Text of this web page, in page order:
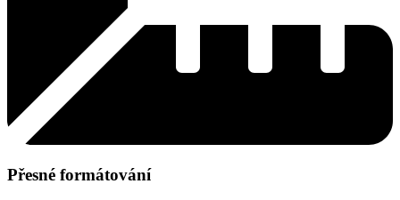
Přesné formátování